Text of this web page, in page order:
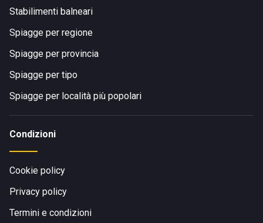
Stabilimenti balneari
Spiagge per regione
Spiagge per provincia
Spiagge per tipo
Spiagge per località più popolari
Condizioni
Cookie policy
Privacy policy
Termini e condizioni